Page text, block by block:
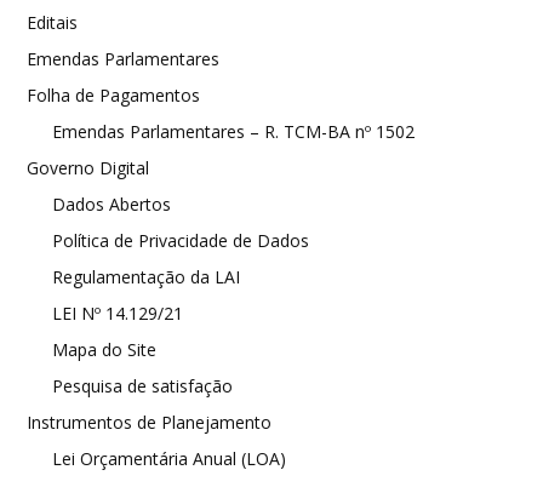
Editais
Emendas Parlamentares
Folha de Pagamentos
Emendas Parlamentares – R. TCM-BA nº 1502
Governo Digital
Dados Abertos
Política de Privacidade de Dados
Regulamentação da LAI
LEI Nº 14.129/21
Mapa do Site
Pesquisa de satisfação
Instrumentos de Planejamento
Lei Orçamentária Anual (LOA)